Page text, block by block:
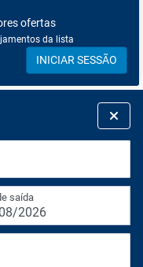
ofertas
da lista
INICIAR SESSÃO
saída
2026